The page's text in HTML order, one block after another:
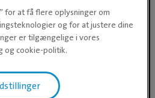
for at få flere oplysninger om
og for at justere dine
er tilgængelige i vores
og cookie-politik.